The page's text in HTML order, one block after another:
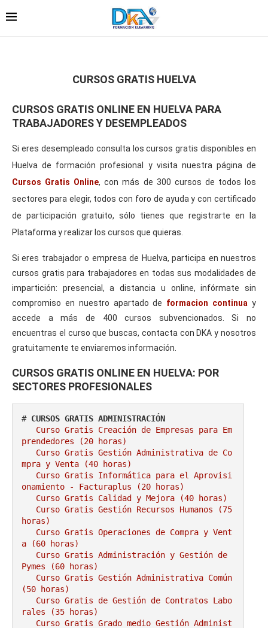
CURSOS GRATIS HUELVA
CURSOS GRATIS ONLINE EN HUELVA PARA
TRABAJADORES Y DESEMPLEADOS
Si eres desempleado consulta los cursos gratis disponibles en
Huelva de formación profesional y visita nuestra página de
Cursos Gratis Online, con más de 300 cursos de todos los
sectores para elegir, todos con foro de ayuda y con certificado
de participación gratuito, sólo tienes que registrarte en la
Plataforma y realizar los cursos que quieras.
Si eres trabajador o empresa de Huelva, participa en nuestros
cursos gratis para trabajadores en todas sus modalidades de
impartición: presencial, a distancia u online, infórmate sin
compromiso en nuestro apartado de formacion continua y
accede a más de 400 cursos subvencionados. Si no
encuentras el curso que buscas, contacta con DKA y nosotros
gratuitamente te enviaremos información.
CURSOS GRATIS ONLINE EN HUELVA: POR
SECTORES PROFESIONALES
# CURSOS GRATIS ADMINISTRACIÓN
Curso Gratis Creación de Empresas para Em
prendedores (20 horas)
Curso Gratis Gestión Administrativa de Co
mpra y Venta (40 horas)
Curso Gratis Informática para el Aprovisi
onamiento - Facturaplus (20 horas)
Curso Gratis Calidad y Mejora (40 horas)
Curso Gratis Gestión Recursos Humanos (75
horas)
Curso Gratis Operaciones de Compra y Vent
a (60 horas)
Curso Gratis Administración y Gestión de
Pymes (60 horas)
Curso Gratis Gestión Administrativa Común
(50 horas)
Curso Gratis de Gestión de Contratos Labo
rales (35 horas)
Curso Gratis Grado medio Gestión Administ